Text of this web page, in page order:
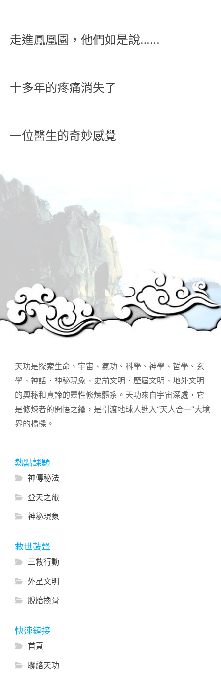
走進鳳凰園，他們如是說……
十多年的疼痛消失了
一位醫生的奇妙感覺
天功是探索生命、宇宙、氣功、科學、神學、哲學、玄
學、神話、神秘現象、史前文明、歷屆文明、地外文明
的奧秘和真諦的靈性修煉體系。天功來自宇宙深處，它
是修煉者的開悟之鑰，是引渡地球人進入“天人合一”大境
界的橋樑。
熱點課題
神傳秘法
登天之旅
神秘現象
救世鼓聲
三救行動
外星文明
脫胎換骨
快速鏈接
首頁
聯絡天功